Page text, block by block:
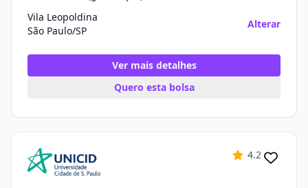
Vila Leopoldina
São Paulo/SP
Alterar
Ver mais detalhes
Quero esta bolsa
4.2